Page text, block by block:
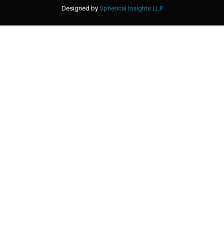
Designed by Spherical Insights LLP